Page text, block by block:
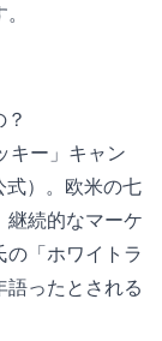
キー」キャン
式）。欧米の七
継続的なマーケ
の「ホワイトラ
語ったとされる